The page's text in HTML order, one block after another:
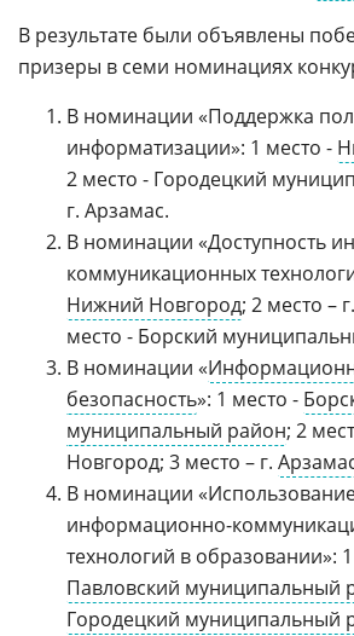
В результате были объявлены
призеры в семи номинациях
В номинации «Поддержка
информатизации»: 1 место -
2 место - Городецкий
г. Арзамас.
В номинации «Доступность
коммуникационных
Нижний Новгород; 2 место – г.
место - Борский
В номинации «
безопасность»: 1 место -
муниципальный район; 2
Новгород; 3 место – г.
В номинации
информационно-
технологий в образовании»:
Павловский муниципальный
Городецкий муниципальный